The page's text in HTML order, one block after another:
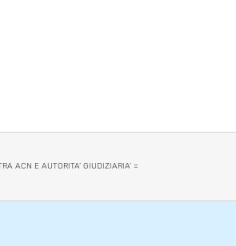
ACN E AUTORITA’ GIUDIZIARIA’ =